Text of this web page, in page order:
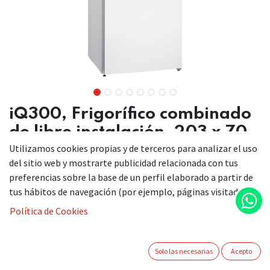
iQ300, Frigorífico combinado
de libre instalación, 203 x 70
cm, Blanco, Total noFrost
KG49N2WDA
Utilizamos cookies propias y de terceros para analizar el uso
del sitio web y mostrarte publicidad relacionada con tus
preferencias sobre la base de un perfil elaborado a partir de
tus hábitos de navegación (por ejemplo, páginas visitadas).
Política de Cookies
Solo las necesarias Acepto